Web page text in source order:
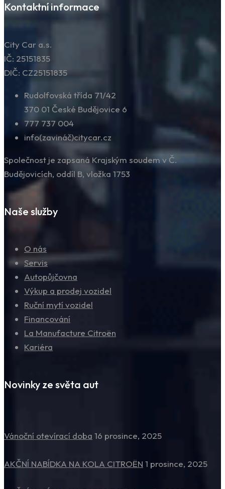
Kontaktní informace
City Car a.s.
IČ: 25151835
DIČ: CZ25151835
Rudolfovská třída 71/42
370 01 České Budějovice 6
777 737 004
info(zavináč)citycar.cz
Společnost je zapsaná Krajským soudem v Č.
Budějovicích, oddíl B, vložka 1753
Naše služby
O nás
Servis
Autopůjčovna
Výkup a prodej vozidel
Ruční mytí vozidel
Financování
La Manufacture Citroën
Kariéra
Novinky ze světa aut
Vánoční otevírací doba 16 prosince, 2025
AKČNÍ NABÍDKA NA KOLA CITROËN 1 prosince, 2025